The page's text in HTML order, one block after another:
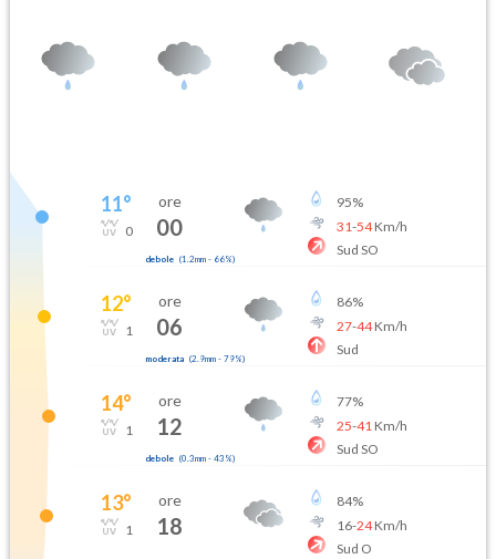
11°
0
ore
00
debole (1.2mm- 66%)
95%
31-54Km/h
Sud SO
12°
1
ore
06
moderata (2.9mm- 79%)
86%
27-44Km/h
Sud
14°
1
ore
12
debole (0.3mm- 43 %)
77%
25-41 Km/h
Sud SO
13°
1
ore
18
84%
16-24Km/h
Sud O